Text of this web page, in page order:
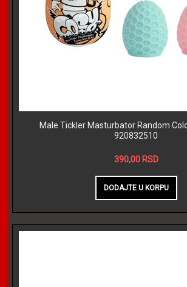
Male Tickler Masturbator Random
920832510
390,00 RSD